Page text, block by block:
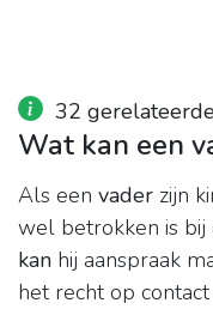
32
Wat kan een
Als een vader zijn
wel betrokken is bij
kan hij aanspraak
het recht op